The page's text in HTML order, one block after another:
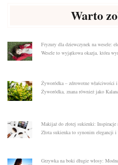
Warto
Fryzury dla dziewczynek na wesele:
Wesele to wyjątkowa okazja, która
Żyworódka – zdrowotne właściwości
Żyworódka, znana również jako
Makijaż do złotej sukienki: Inspiracje
Złota sukienka to synonim elegancji
Grzywka na boki długie włosy: